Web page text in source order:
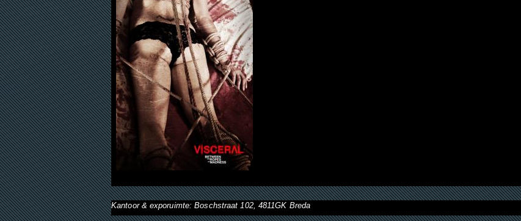
Kantoor & exporuimte: Boschstraat 102, 4811GK Breda